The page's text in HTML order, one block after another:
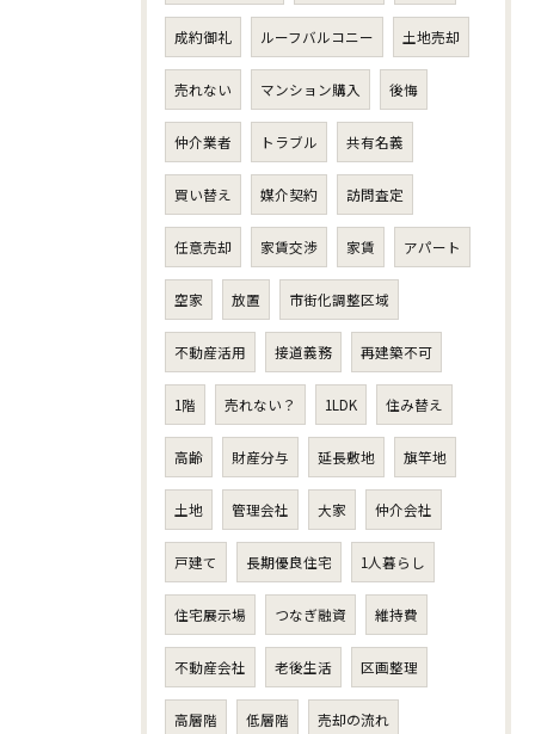
成約御礼 ルーフバルコニー 土地売却
売れない マンション購入 後悔
仲介業者 トラブル 共有名義
買い替え 媒介契約 訪問査定
任意売却 家賃交渉 家賃 アパート
空家 放置 市街化調整区域
不動産活用 接道義務 再建築不可
1階 売れない？ 1LDK 住み替え
高齢 財産分与 延長敷地 旗竿地
土地 管理会社 大家 仲介会社
戸建て 長期優良住宅 1人暮らし
住宅展示場 つなぎ融資 維持費
不動産会社 老後生活 区画整理
高層階 低層階 売却の流れ